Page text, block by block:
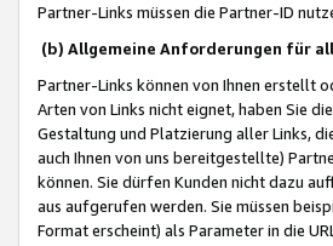
Partner-Links müssen die Partner-ID
(b) Allgemeine Anforderungen für
Partner-Links können von Ihnen erstellt
Arten von Links nicht eignet, haben Sie
Gestaltung und Platzierung aller Links,
auch Ihnen von uns bereitgestellte)
können. Sie dürfen Kunden nicht dazu
aus aufgerufen werden. Sie müssen
Format erscheint) als Parameter in die